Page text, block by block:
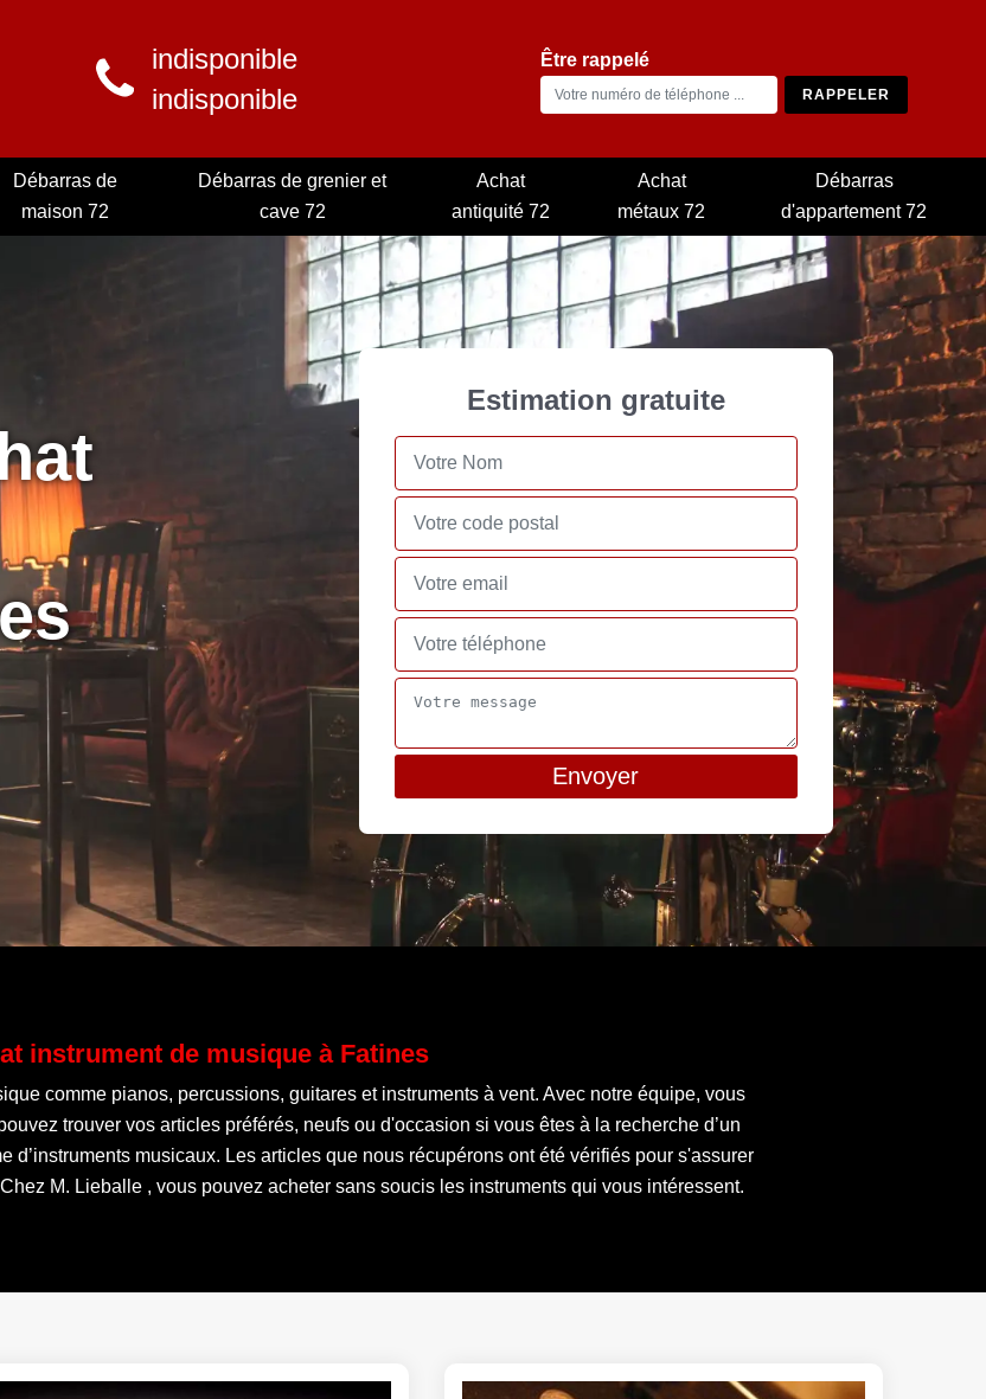
indisponible
indisponible
Être rappelé
Débarras de
maison 72
Débarras de grenier et
cave 72
Achat
antiquité 72
Achat
métaux 72
Débarras
d'appartement 72
Estimation gratuite
instrument de musique à Fatines
comme pianos, percussions, guitares et instruments à vent. Avec notre équipe, vous
trouver vos articles préférés, neufs ou d'occasion si vous êtes à la recherche d’un
d’instruments musicaux. Les articles que nous récupérons ont été vérifiés pour s'assurer
M. Lieballe , vous pouvez acheter sans soucis les instruments qui vous intéressent.